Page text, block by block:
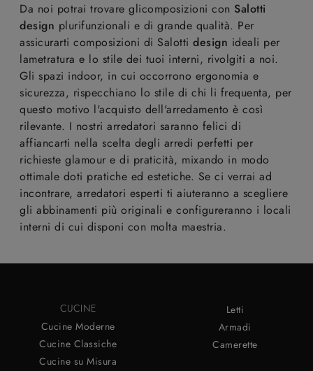
Da noi potrai trovare glicomposizioni con Salotti
design plurifunzionali e di grande qualità. Per
assicurarti composizioni di Salotti design ideali per
lametratura e lo stile dei tuoi interni, rivolgiti a noi.
Gli spazi indoor, in cui occorrono ergonomia e
sicurezza, rispecchiano lo stile di chi li frequenta, per
questo motivo l'acquisto dell'arredamento è così
rilevante. I nostri arredatori saranno felici di
affiancarti nella scelta degli arredi perfetti per
richieste glamour e di praticità, mixando in modo
ottimale doti pratiche ed estetiche. Se ci verrai ad
incontrare, arredatori esperti ti aiuteranno a scegliere
gli abbinamenti più originali e configureranno i locali
interni di cui disponi con molta maestria.
CUCINE
Cucine Moderne
Cucine Classiche
Cucine su Misura
Letti
Armadi
Camerette